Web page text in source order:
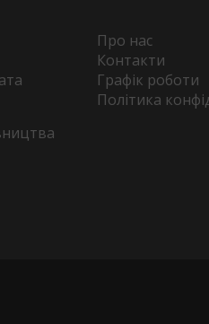
Про нас
Контакти
Графік роботи
Політика